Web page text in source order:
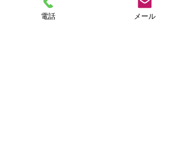
た方で、
５月以降に受けられる時も、必
電話 メール